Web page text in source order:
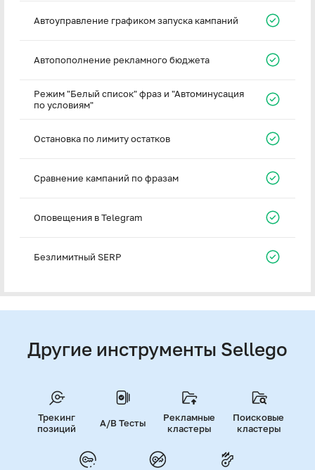
Автоуправление графиком запуска кампаний
Автопополнение рекламного бюджета
Режим "Белый список" фраз и "Автоминусация
по условиям"
Остановка по лимиту остатков
Сравнение кампаний по фразам
Оповещения в Telegram
Безлимитный SERP
Другие инструменты Sellego
Трекинг
позиций
A/B Тесты
Рекламные
кластеры
Поисковые
кластеры